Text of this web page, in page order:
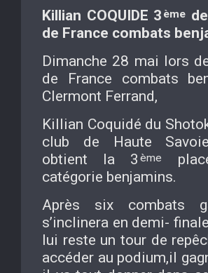
Killian COQUIDE 3 ème
de France combats
Dimanche 28 mai lors
de France combats
Clermont Ferrand,
Killian Coquidé du
club de Haute
obtient la 3 ème
catégorie benjamins.
Après six combats
s’inclinera en demi-
lui reste un tour de
accéder au podium,il